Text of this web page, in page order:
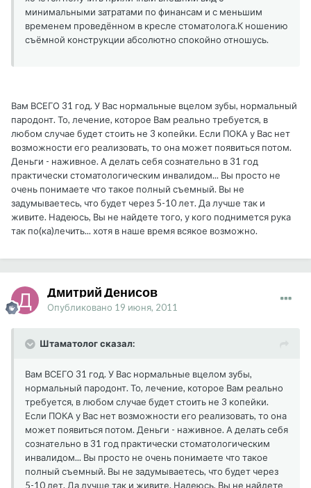
минимальными затратами по финансам и с меньшим
временем проведённом в кресле стоматолога.К ношению
съёмной конструкции абсолютно спокойно отношусь.
Вам ВСЕГО 31 год. У Вас нормальные вцелом зубы, нормальный
пародонт. То, лечение, которое Вам реально требуется, в
любом случае будет стоить не 3 копейки. Если ПОКА у Вас нет
возможности его реализовать, то она может появиться потом.
Деньги - наживное. А делать себя сознательно в 31 год
практически стоматологическим инвалидом... Вы просто не
очень понимаете что такое полный съемный. Вы не
задумываетесь, что будет через 5-10 лет. Да лучше так и
живите. Надеюсь, Вы не найдете того, у кого поднимется рука
так по(ка)лечить... хотя в наше время всякое возможно.
Дмитрий Денисов
Опубликовано 19 июня, 2011
Штаматолог сказал:
Вам ВСЕГО 31 год. У Вас нормальные вцелом зубы,
нормальный пародонт. То, лечение, которое Вам реально
требуется, в любом случае будет стоить не 3 копейки.
Если ПОКА у Вас нет возможности его реализовать, то она
может появиться потом. Деньги - наживное. А делать себя
сознательно в 31 год практически стоматологическим
инвалидом... Вы просто не очень понимаете что такое
полный съемный. Вы не задумываетесь, что будет через
5-10 лет. Да лучше так и живите. Надеюсь, Вы не найдете